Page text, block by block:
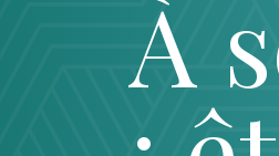
À